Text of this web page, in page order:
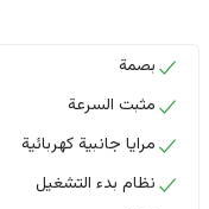
بصمة
مثبت السرعة
مرايا جانبية كهربائية
نظام بدء التشغيل